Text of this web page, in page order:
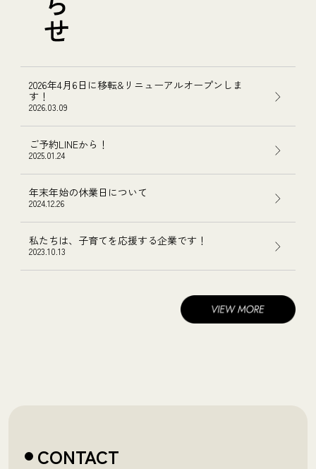
2026年4月6日に移転&リニューアルオープンしま
す！
2026.03.09
ご予約LINEから！
2025.01.24
年末年始の休業日について
2024.12.26
私たちは、子育てを応援する企業です！
2023.10.13
CONTACT